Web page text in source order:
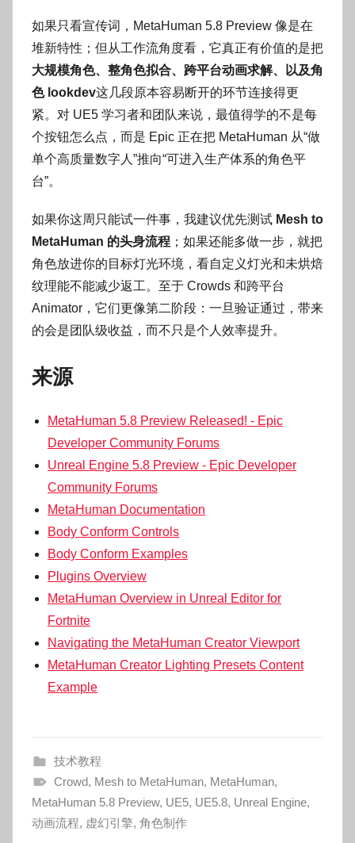
如果只看宣传词，MetaHuman 5.8 Preview 像是在
堆新特性；但从工作流角度看，它真正有价值的是把
大规模角色、整角色拟合、跨平台动画求解、以及角
色 lookdev这几段原本容易断开的环节连接得更
紧。对 UE5 学习者和团队来说，最值得学的不是每
个按钮怎么点，而是 Epic 正在把 MetaHuman 从“做
单个高质量数字人”推向“可进入生产体系的角色平
台”。
如果你这周只能试一件事，我建议优先测试 Mesh to
MetaHuman 的头身流程 ；如果还能多做一步，就把
角色放进你的目标灯光环境，看自定义灯光和未烘焙
纹理能不能减少返工。至于 Crowds 和跨平台
Animator，它们更像第二阶段：一旦验证通过，带来
的会是团队级收益，而不只是个人效率提升。
来源
MetaHuman 5.8 Preview Released! - Epic
Developer Community Forums
Unreal Engine 5.8 Preview - Epic Developer
Community Forums
MetaHuman Documentation
Body Conform Controls
Body Conform Examples
Plugins Overview
MetaHuman Overview in Unreal Editor for
Fortnite
Navigating the MetaHuman Creator Viewport
MetaHuman Creator Lighting Presets Content
Example
技术教程
Crowd, Mesh to MetaHuman, MetaHuman,
MetaHuman 5.8 Preview, UE5, UE5.8, Unreal Engine,
动画流程, 虚幻引擎, 角色制作